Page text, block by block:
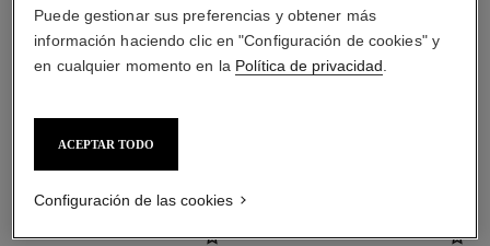
LA COMBINACIÓN PERFECTA
Puede gestionar sus preferencias y obtener más
información haciendo clic en "Configuración de cookies" y
en cualquier momento en la Política de privacidad
ACEPTAR TODO
Configuración de las cookies